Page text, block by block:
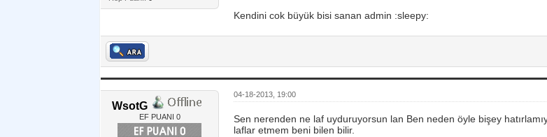
Kendini cok büyük bisi sanan admin :sleepy:
WsotG
EF PUANI 0
04-18-2013, 19:00
Sen nerenden ne laf uyduruyorsun lan Ben neden öyle bişey
laflar etmem beni bilen bilir.